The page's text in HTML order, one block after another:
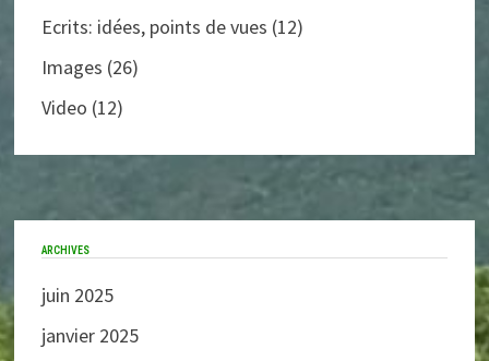
Ecrits: idées, points de vues (12)
Images (26)
Video (12)
ARCHIVES
juin 2025
janvier 2025